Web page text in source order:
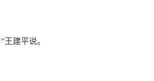
建平说。